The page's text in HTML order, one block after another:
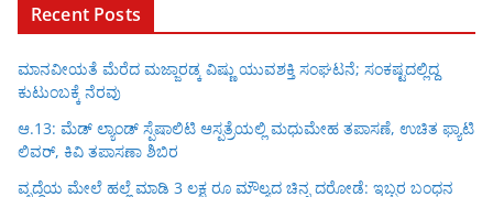
Recent Posts
ಮಾನವೀಯತೆ ಮೆರೆದ ಮಜ್ಜಾರಡ್ಕ ವಿಷ್ಣು ಯುವಶಕ್ತಿ ಸಂಘಟನೆ; ಸಂಕಷ್ಟದಲ್ಲಿದ್ದ
ಕುಟುಂಬಕ್ಕೆ ನೆರವು
ಆ.13: ಮೆಡ್ ಲ್ಯಾಂಡ್ ಸ್ಪೆಷಾಲಿಟಿ ಆಸ್ಪತ್ರೆಯಲ್ಲಿ ಮಧುಮೇಹ ತಪಾಸಣೆ, ಉಚಿತ ಫ್ಯಾಟಿ
ಲಿವರ್, ಕಿವಿ ತಪಾಸಣಾ ಶಿಬಿರ
ವೃದ್ಧೆಯ ಮೇಲೆ ಹಲ್ಲೆ ಮಾಡಿ 3 ಲಕ್ಷ ರೂ ಮೌಲ್ಯದ ಚಿನ್ನ ದರೋಡೆ: ಇಬ್ಬರ ಬಂಧನ